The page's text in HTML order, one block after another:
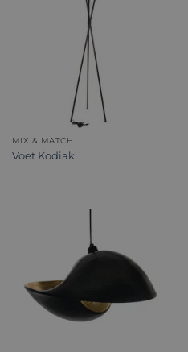
MIX & MATCH
Voet Kodiak